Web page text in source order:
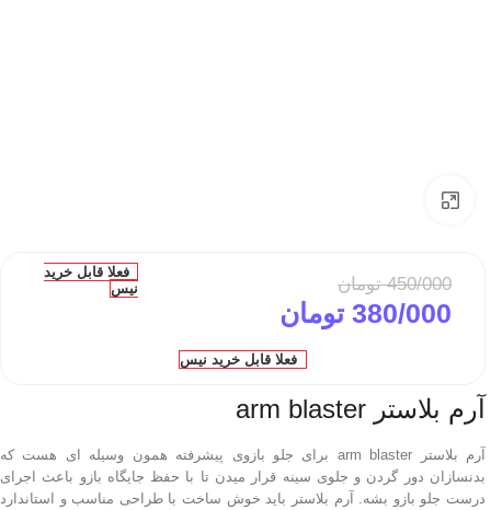
450/000 تومان
380/000 تومان
فعلا قابل خرید
نیس
فعلا قابل خرید نیس
آرم بلاستر arm blaster
آرم بلاستر arm blaster برای جلو بازوی پیشرفته همون وسیله ای هست که
بدنسازان دور گردن و جلوی سینه قرار میدن تا با حفظ جایگاه بازو باعث اجرای
درست جلو بازو بشه. آرم بلاستر باید خوش ساخت با طراحی مناسب و استاندارد